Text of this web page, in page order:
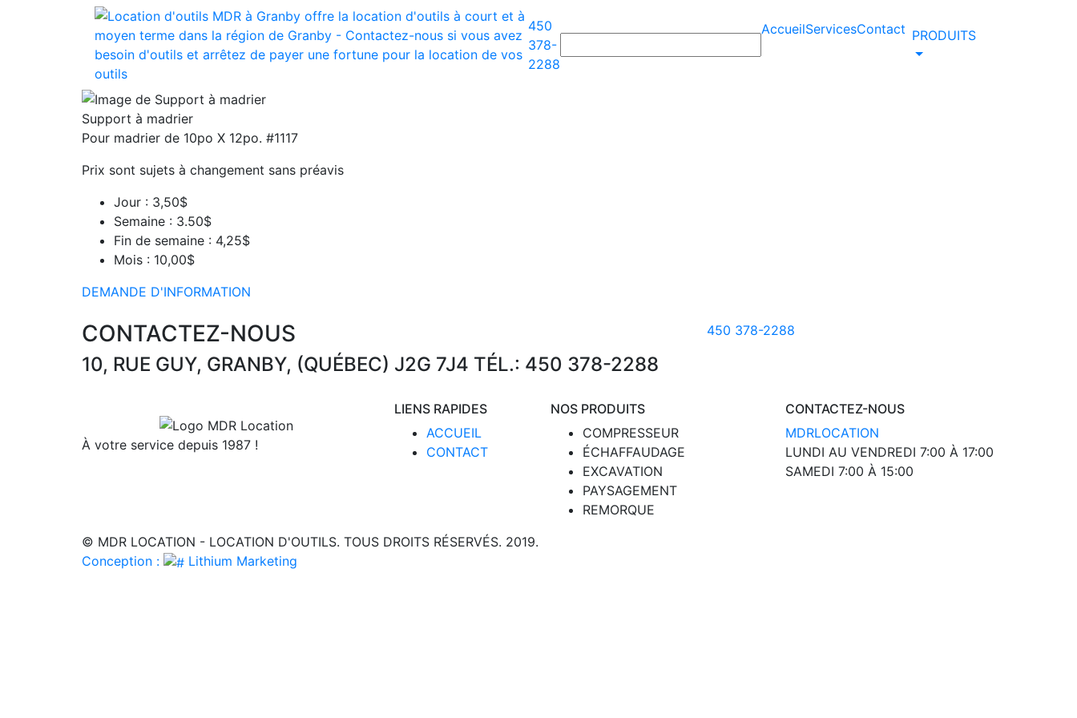
450
378-
2288
AccueilServicesContact PRODUITS
Support à madrier
Pour madrier de 10po X 12po. #1117
Prix sont sujets à changement sans préavis
Jour : 3,50$
Semaine : 3.50$
Fin de semaine : 4,25$
Mois : 10,00$
DEMANDE D'INFORMATION
CONTACTEZ-NOUS
10, RUE GUY, GRANBY, (QUÉBEC) J2G 7J4 TÉL.: 450 378-2288
450 378-2288
À votre service depuis 1987 !
LIENS RAPIDES
ACCUEIL
CONTACT
NOS PRODUITS
COMPRESSEUR
ÉCHAFFAUDAGE
EXCAVATION
PAYSAGEMENT
REMORQUE
CONTACTEZ-NOUS
MDRLOCATION
LUNDI AU VENDREDI 7:00 À 17:00
SAMEDI 7:00 À 15:00
© MDR LOCATION - LOCATION D'OUTILS. TOUS DROITS RÉSERVÉS. 2019.
Conception :
Lithium Marketing